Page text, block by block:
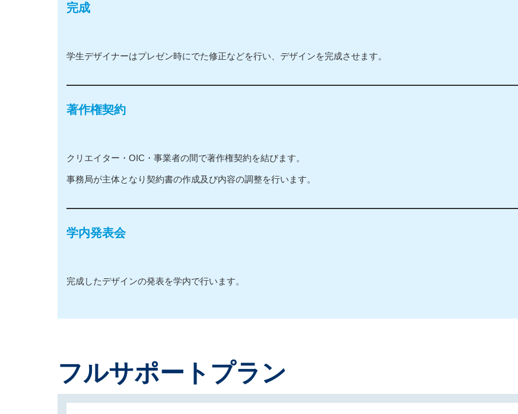
完成
学生デザイナーはプレゼン時にでた修正などを行い、デザインを完成させます。
著作権契約
クリエイター・OIC・事業者の間で著作権契約を結びます。
事務局が主体となり契約書の作成及び内容の調整を行います。
学内発表会
完成したデザインの発表を学内で行います。
フルサポートプラン